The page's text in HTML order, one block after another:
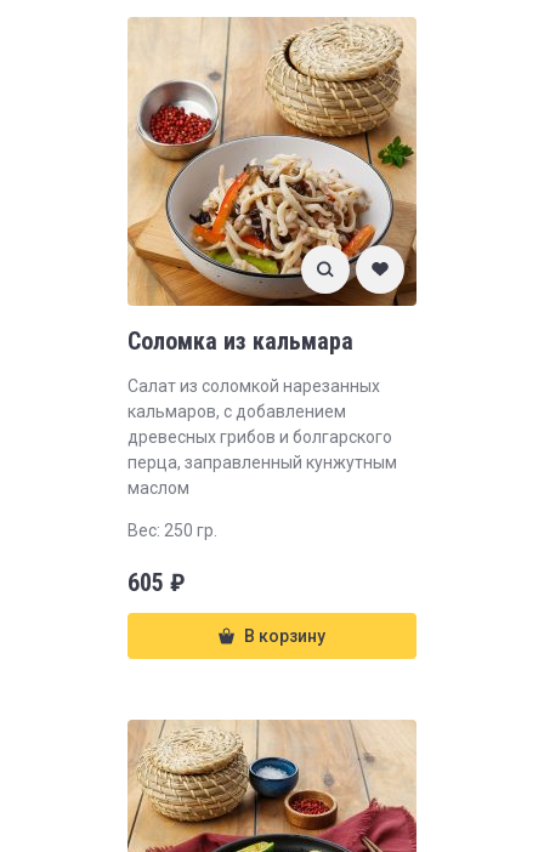
Соломка из кальмара
Салат из соломкой нарезанных
кальмаров, с добавлением
древесных грибов и болгарского
перца, заправленный кунжутным
маслом
Вес: 250 гр.
605 ₽
В корзину